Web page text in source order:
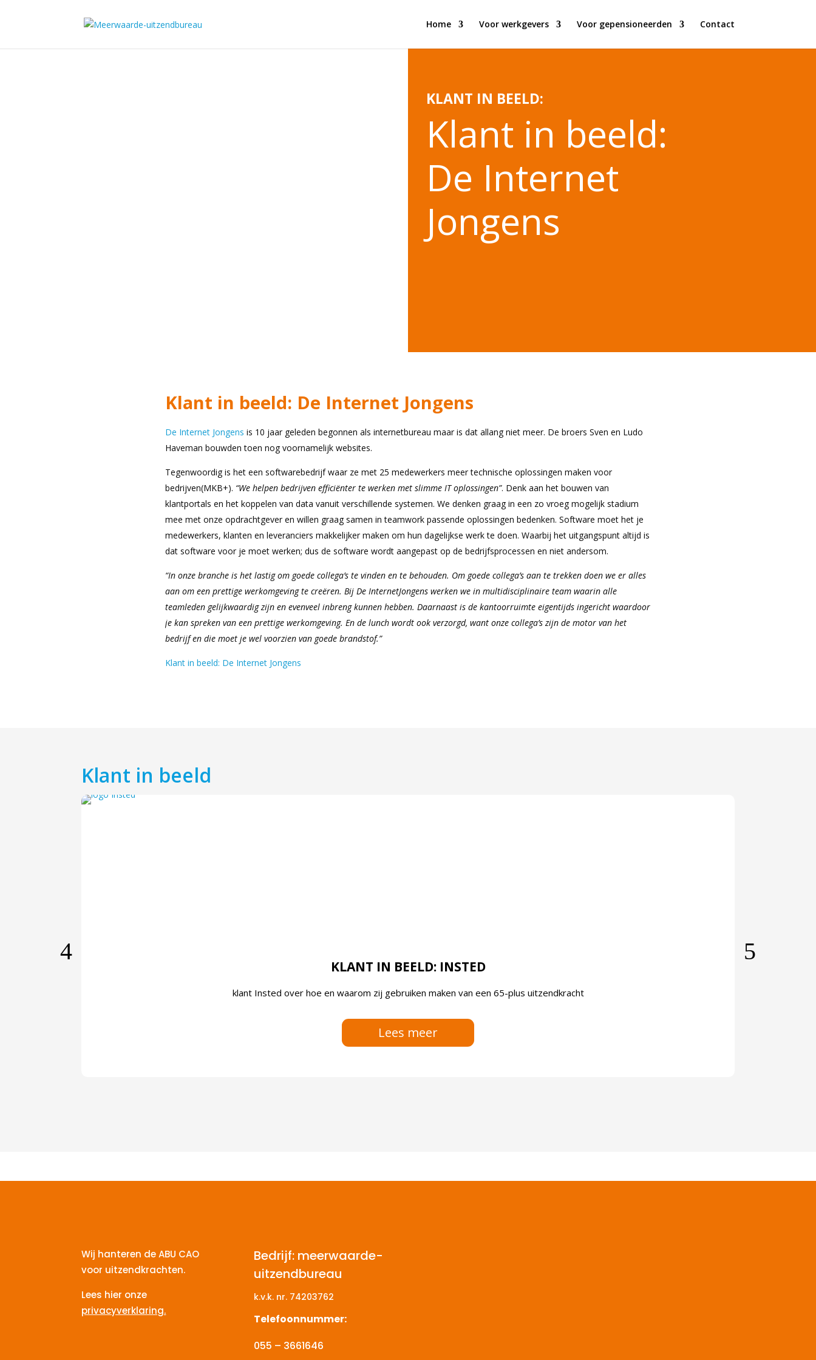
Home Voor werkgevers Voor gepensioneerden Contact
KLANT IN BEELD:
Klant in beeld:
De Internet
Jongens
Klant in beeld: De Internet Jongens
De Internet Jongens is 10 jaar geleden begonnen als internetbureau maar is dat allang niet meer. De broers Sven en Ludo
Haveman bouwden toen nog voornamelijk websites.
Tegenwoordig is het een softwarebedrijf waar ze met 25 medewerkers meer technische oplossingen maken voor
bedrijven(MKB+). “We helpen bedrijven efficiënter te werken met slimme IT oplossingen”. Denk aan het bouwen van
klantportals en het koppelen van data vanuit verschillende systemen. We denken graag in een zo vroeg mogelijk stadium
mee met onze opdrachtgever en willen graag samen in teamwork passende oplossingen bedenken. Software moet het je
medewerkers, klanten en leveranciers makkelijker maken om hun dagelijkse werk te doen. Waarbij het uitgangspunt altijd is
dat software voor je moet werken; dus de software wordt aangepast op de bedrijfsprocessen en niet andersom.
“In onze branche is het lastig om goede collega’s te vinden en te behouden. Om goede collega’s aan te trekken doen we er alles
aan om een prettige werkomgeving te creëren. Bij De InternetJongens werken we in multidisciplinaire team waarin alle
teamleden gelijkwaardig zijn en evenveel inbreng kunnen hebben. Daarnaast is de kantoorruimte eigentijds ingericht waardoor
je kan spreken van een prettige werkomgeving. En de lunch wordt ook verzorgd, want onze collega’s zijn de motor van het
bedrijf en die moet je wel voorzien van goede brandstof.”
Klant in beeld: De Internet Jongens
Klant in beeld
KLANT IN BEELD: INSTED
klant Insted over hoe en waarom zij gebruiken maken van een 65-plus uitzendkracht
Lees meer
Wij hanteren de ABU CAO
voor uitzendkrachten.
Lees hier onze
privacyverklaring.
Bedrijf: meerwaarde-
uitzendbureau
k.v.k. nr.74203762
Telefoonnummer:
055 – 3661646